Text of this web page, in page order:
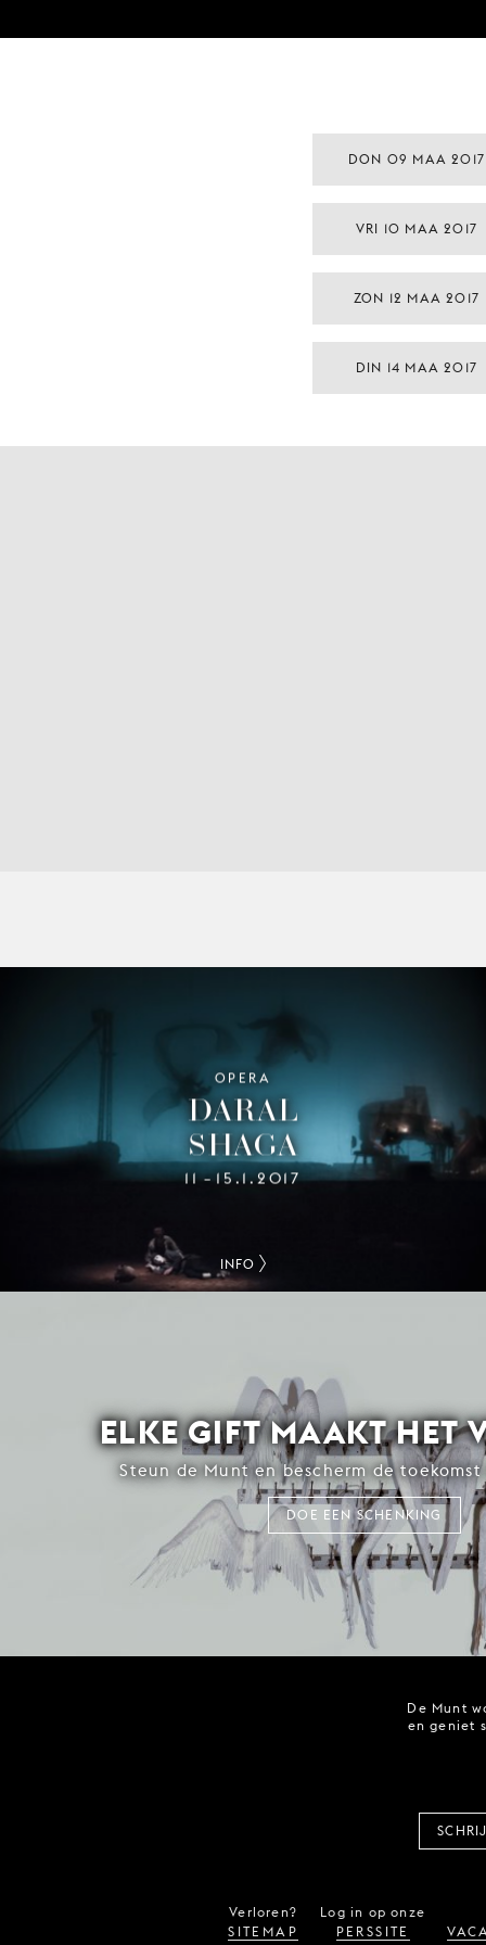
DON 09 MAA 2017
VRI 10 MAA 2017
ZON 12 MAA 2017
DIN 14 MAA 2017
OPERA
DARAL
SHAGA
11–15.1.2017
INFO
ELKE GIFT MAAKT HET
Steun de Munt en bescherm de
DOE EEN SCHENKING
De Munt
en geniet
Verloren?
SITEMAP
Log in op onze
PERSSITE